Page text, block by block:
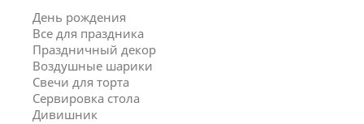
День рождения
Все для праздника
Праздничный декор
Воздушные шарики
Свечи для торта
Сервировка стола
Дивишник